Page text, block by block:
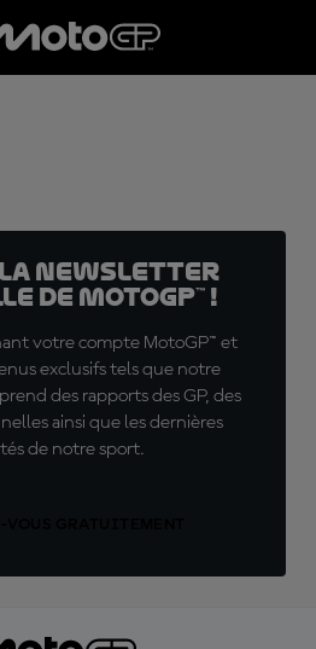
la Newsletter
MotoGP™ !
votre compte MotoGP™ et
exclusifs tels que notre
des rapports des GP, des
ainsi que les dernières
de notre sport.